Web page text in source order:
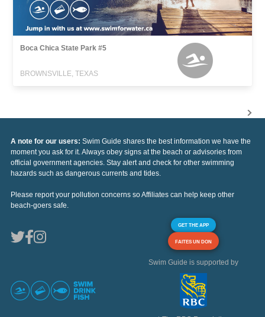
Boca Chica State Park #5
BROWNSVILLE, TEXAS
A note for our users: Swim Guide shares the best information we have the
moment you ask for it. Always obey signs at the beach or advisories from
official government agencies. Stay alert and check for other swimming
hazards such as dangerous currents and tides.
Please report your pollution concerns so Affiliates can help keep other
beach-goers safe.
GET THE APP
FAITES UN DON
Swim Guide is supported by